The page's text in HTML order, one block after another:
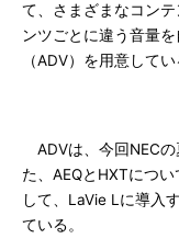
て、さまざまなコン
ンツごとに違う音量
（ADV）を用意してい
ADVは、今回NECの
た、AEQとHXTにつ
して、LaVie Lに導入
ている。